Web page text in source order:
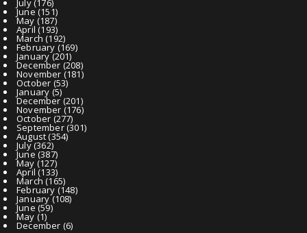
July(176)
June(151)
May (187)
April (193)
March (192)
February (169)
January(201)
December (208)
November (181)
October (53)
January (5)
December(201)
November (176)
October (277)
September(301)
August(354)
July(362)
June(387)
May (127)
April (133)
March (165)
February (148)
January(108)
June (59)
May (1)
December (6)